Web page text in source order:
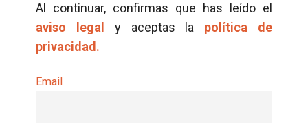
Al continuar, confirmas que has leído el
aviso legal
y aceptas la política de
privacidad.
Email